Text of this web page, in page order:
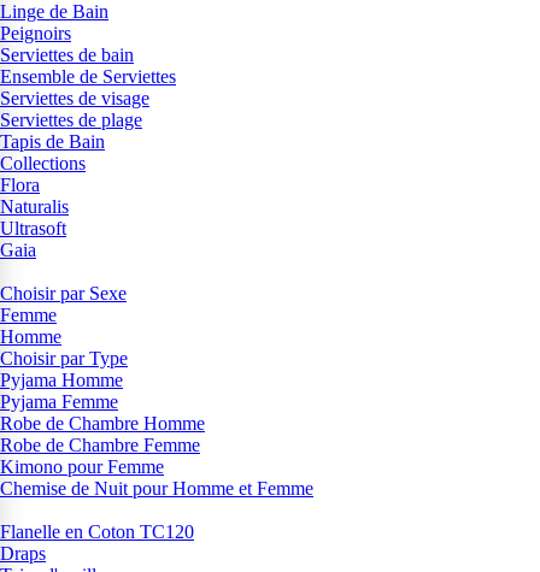
Linge de Bain
Peignoirs
Serviettes de bain
Ensemble de Serviettes
Serviettes de visage
Serviettes de plage
Tapis de Bain
Collections
Flora
Naturalis
Ultrasoft
Gaia
Choisir par Sexe
Femme
Homme
Choisir par Type
Pyjama Homme
Pyjama Femme
Robe de Chambre Homme
Robe de Chambre Femme
Kimono pour Femme
Chemise de Nuit pour Homme et Femme
Flanelle en Coton TC120
Draps